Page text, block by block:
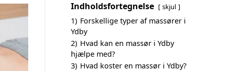
Indholdsfortegnelse skjul
1) Forskellige typer af massører i
Ydby
2) Hvad kan en massør i Ydby
hjælpe med?
3) Hvad koster en massør i Ydby?